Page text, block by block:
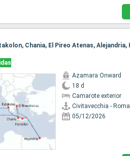
Azamara Onward
18 d
Camarote exterior
Civitavecchia - Roma
05/12/2026